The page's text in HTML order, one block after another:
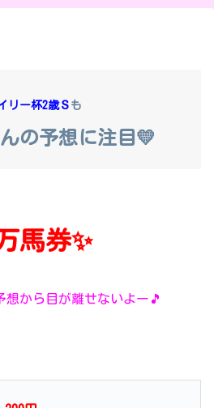
リー杯2歳Ｓ も
の予想に注目💛
馬券✨
想から目が離せないよー🎵